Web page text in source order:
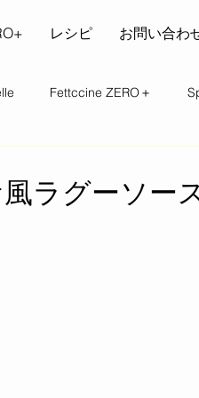
レシピ お問い合わ
Fettccine ZERO＋
ラグーソー